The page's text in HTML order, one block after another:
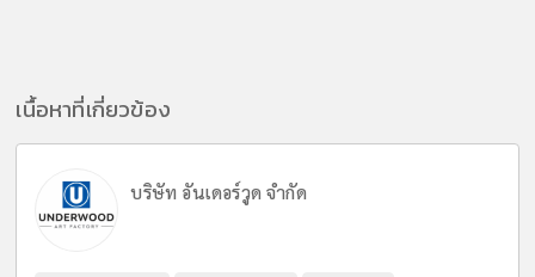
เนื้อหาที่เกี่ยวข้อง
บริษัท อันเดอร์วูด จำกัด